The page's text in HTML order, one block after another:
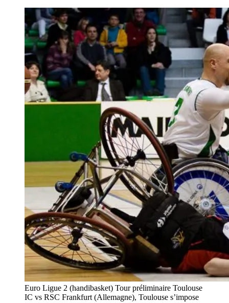
Euro Ligue 2 (handibasket) Tour préliminaire Toulouse
IC vs RSC Frankfurt (Allemagne), Toulouse s’impose